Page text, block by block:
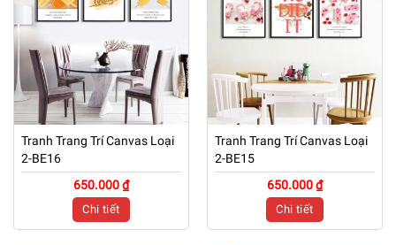
Tranh Trang Trí Canvas Loại
2-BE16
650.000 ₫
Chi tiết
Tranh Trang Trí Canvas Loại
2-BE15
650.000 ₫
Chi tiết